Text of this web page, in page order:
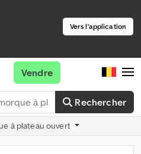
Vers l'application
Rechercher
Vendre
à plateau ouvert